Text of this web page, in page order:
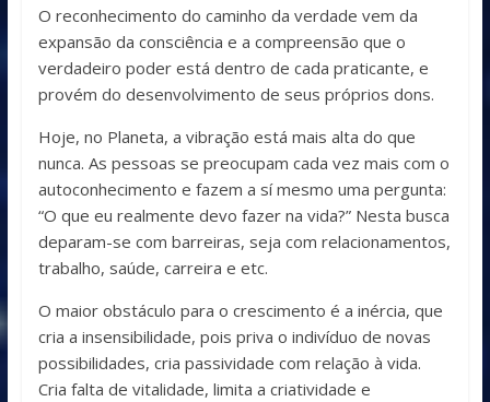
O reconhecimento do caminho da verdade vem da
expansão da consciência e a compreensão que o
verdadeiro poder está dentro de cada praticante, e
provém do desenvolvimento de seus próprios dons.
Hoje, no Planeta, a vibração está mais alta do que
nunca. As pessoas se preocupam cada vez mais com o
autoconhecimento e fazem a sí mesmo uma pergunta:
“O que eu realmente devo fazer na vida?” Nesta busca
deparam-se com barreiras, seja com relacionamentos,
trabalho, saúde, carreira e etc.
O maior obstáculo para o crescimento é a inércia, que
cria a insensibilidade, pois priva o indivíduo de novas
possibilidades, cria passividade com relação à vida.
Cria falta de vitalidade, limita a criatividade e